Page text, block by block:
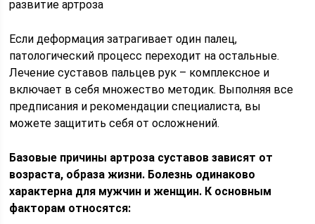
развитие артроза
Если деформация затрагивает один палец,
патологический процесс переходит на остальные.
Лечение суставов пальцев рук – комплексное и
включает в себя множество методик. Выполняя все
предписания и рекомендации специалиста, вы
можете защитить себя от осложнений.
Базовые причины артроза суставов зависят от
возраста, образа жизни. Болезнь одинаково
характерна для мужчин и женщин. К основным
факторам относятся: